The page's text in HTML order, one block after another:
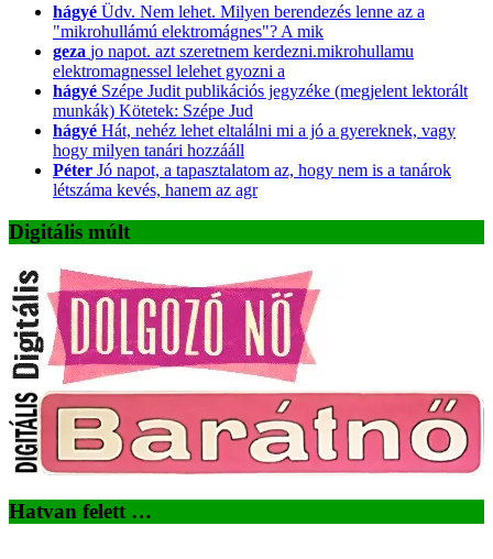
hágyé Üdv. Nem lehet. Milyen berendezés lenne az a
"mikrohullámú elektromágnes"? A mik
geza jo napot. azt szeretnem kerdezni.mikrohullamu
elektromagnessel lelehet gyozni a
hágyé Szépe Judit publikációs jegyzéke (megjelent lektorált
munkák) Kötetek: Szépe Jud
hágyé Hát, nehéz lehet eltalálni mi a jó a gyereknek, vagy
hogy milyen tanári hozzááll
Péter Jó napot, a tapasztalatom az, hogy nem is a tanárok
létszáma kevés, hanem az agr
Digitális múlt
Hatvan felett …